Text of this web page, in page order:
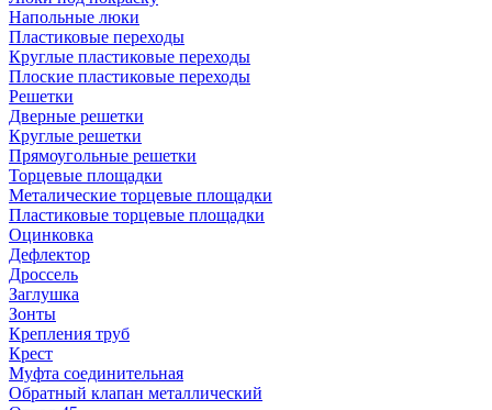
Напольные люки
Пластиковые переходы
Круглые пластиковые переходы
Плоские пластиковые переходы
Решетки
Дверные решетки
Круглые решетки
Прямоугольные решетки
Торцевые площадки
Металические торцевые площадки
Пластиковые торцевые площадки
Оцинковка
Дефлектор
Дроссель
Заглушка
Зонты
Крепления труб
Крест
Муфта соединительная
Обратный клапан металлический